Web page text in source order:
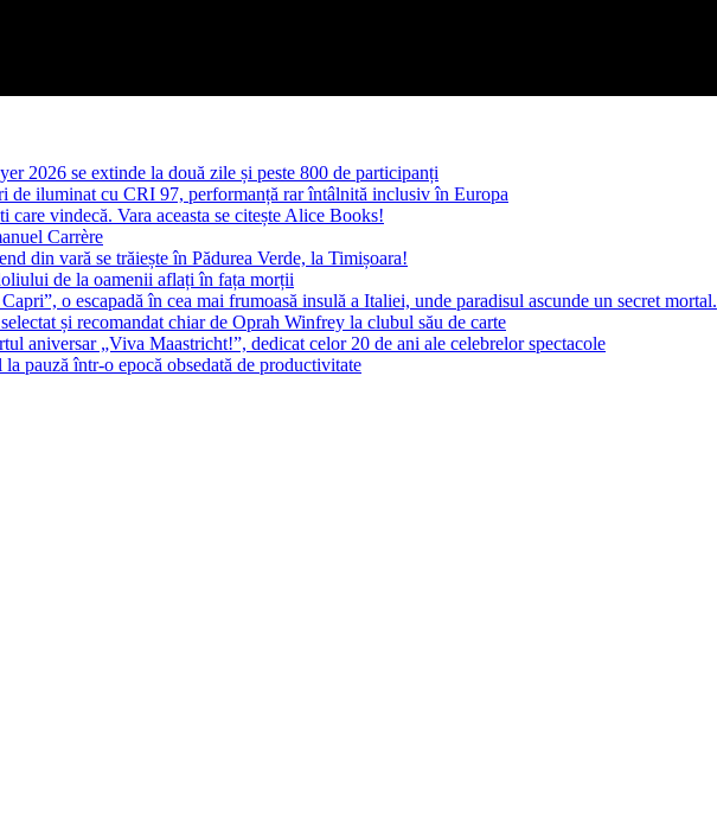
2026 se extinde la două zile și peste 800 de participanți
de iluminat cu CRI 97, performanță rar întâlnită inclusiv în Europa
vindecă. Vara aceasta se citește Alice Books!
Carrère
din vară se trăiește în Pădurea Verde, la Timișoara!
de la oamenii aflați în fața morții
o escapadă în cea mai frumoasă insulă a Italiei, unde paradisul ascunde un secret mortal.
și recomandat chiar de Oprah Winfrey la clubul său de carte
aniversar „Viva Maastricht!”, dedicat celor 20 de ani ale celebrelor spectacole
pauză într-o epocă obsedată de productivitate